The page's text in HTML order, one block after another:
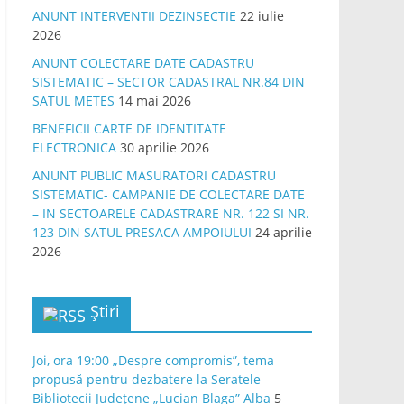
ANUNT INTERVENTII DEZINSECTIE 22 iulie
2026
ANUNT COLECTARE DATE CADASTRU
SISTEMATIC – SECTOR CADASTRAL NR.84 DIN
SATUL METES 14 mai 2026
BENEFICII CARTE DE IDENTITATE
ELECTRONICA 30 aprilie 2026
ANUNT PUBLIC MASURATORI CADASTRU
SISTEMATIC- CAMPANIE DE COLECTARE DATE
– IN SECTOARELE CADASTRARE NR. 122 SI NR.
123 DIN SATUL PRESACA AMPOIULUI 24 aprilie
2026
Știri
Joi, ora 19:00 „Despre compromis”, tema
propusă pentru dezbatere la Seratele
Bibliotecii Județene „Lucian Blaga” Alba 5